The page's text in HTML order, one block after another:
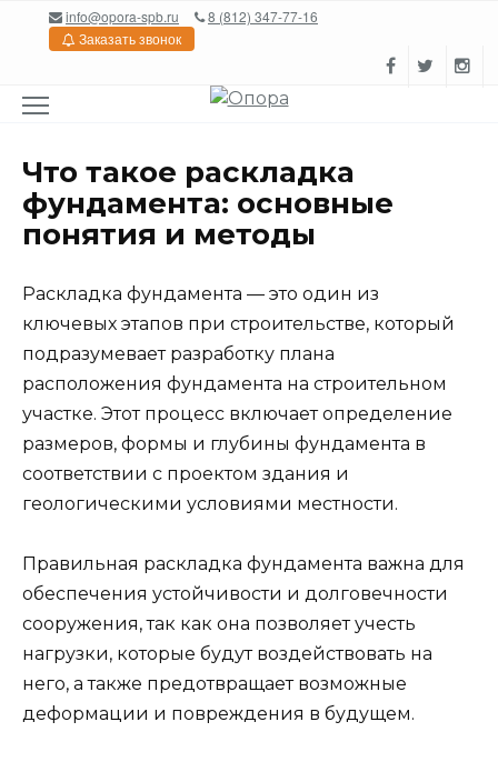
Перейтиinfo@opora-spb.ru
8 (812) 347-77-16
Заказать звонок
Что такое раскладка
фундамента: основные
понятия и методы
Раскладка фундамента — это один из
ключевых этапов при строительстве, который
подразумевает разработку плана
расположения фундамента на строительном
участке. Этот процесс включает определение
размеров, формы и глубины фундамента в
соответствии с проектом здания и
геологическими условиями местности.
Правильная раскладка фундамента важна для
обеспечения устойчивости и долговечности
сооружения, так как она позволяет учесть
нагрузки, которые будут воздействовать на
него, а также предотвращает возможные
деформации и повреждения в будущем.